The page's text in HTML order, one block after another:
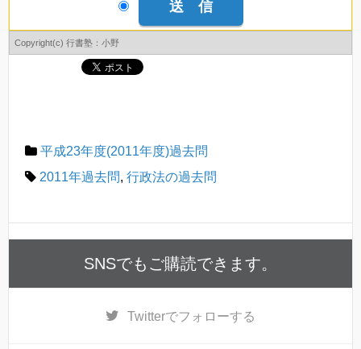
Copyright(c) 行書塾：小野
平成23年度(2011年度)過去問
2011年過去問, 行政法の過去問
SNSでもご購読できます。
Twitterでフォローする